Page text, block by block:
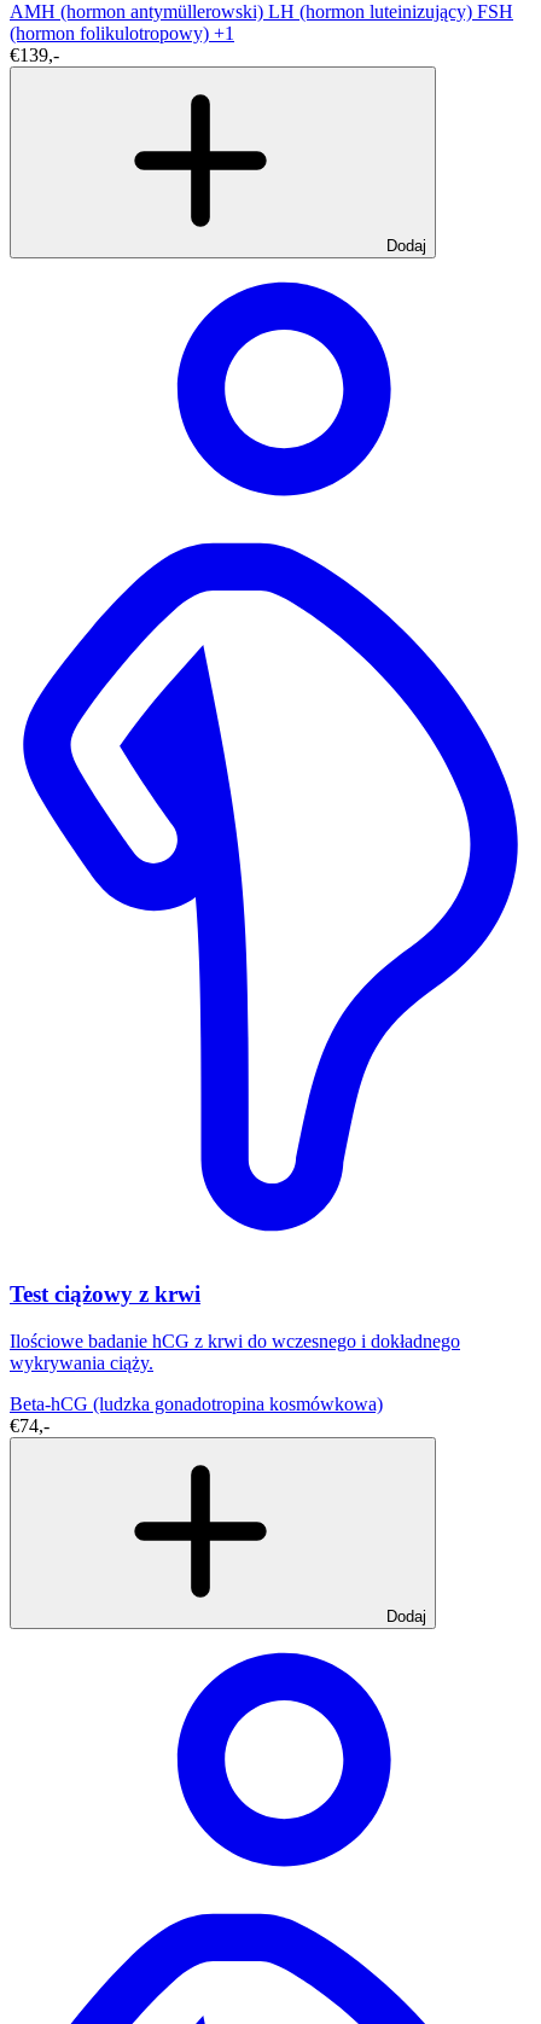
AMH (hormon antymüllerowski) LH (hormon luteinizujący) FSH
(hormon folikulotropowy) +1
€139,-
Dodaj
Test ciążowy z krwi
Ilościowe badanie hCG z krwi do wczesnego i dokładnego
wykrywania ciąży.
Beta-hCG (ludzka gonadotropina kosmówkowa)
€74,-
Dodaj